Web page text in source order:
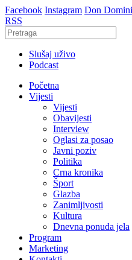
Facebook Instagram Don
RSS
Slušaj uživo
Podcast
Početna
Vijesti
Vijesti
Obavijesti
Interview
Oglasi za posao
Javni poziv
Politika
Crna kronika
Šport
Glazba
Zanimljivosti
Kultura
Dnevna ponuda jela
Program
Marketing